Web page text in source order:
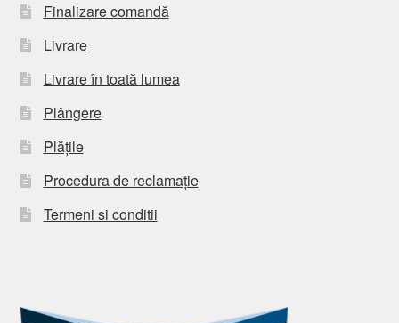
Finalizare comandă
Livrare
Livrare în toată lumea
Plângere
Plățile
Procedura de reclamație
Termeni si conditii